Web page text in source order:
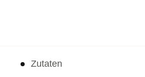
Zutaten